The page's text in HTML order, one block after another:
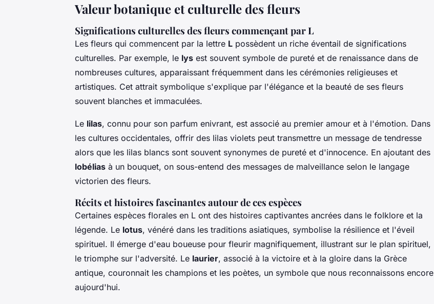
Valeur botanique et culturelle des fleurs
Significations culturelles des fleurs commençant par L
Les fleurs qui commencent par la lettre L possèdent un riche éventail de significations
culturelles. Par exemple, le lys est souvent symbole de pureté et de renaissance dans de
nombreuses cultures, apparaissant fréquemment dans les cérémonies religieuses et
artistiques. Cet attrait symbolique s'explique par l'élégance et la beauté de ses fleurs
souvent blanches et immaculées.
Le lilas, connu pour son parfum enivrant, est associé au premier amour et à l'émotion. Dans
les cultures occidentales, offrir des lilas violets peut transmettre un message de tendresse
alors que les lilas blancs sont souvent synonymes de pureté et d'innocence. En ajoutant des
lobélias à un bouquet, on sous-entend des messages de malveillance selon le langage
victorien des fleurs.
Récits et histoires fascinantes autour de ces espèces
Certaines espèces florales en L ont des histoires captivantes ancrées dans le folklore et la
légende. Le lotus, vénéré dans les traditions asiatiques, symbolise la résilience et l'éveil
spirituel. Il émerge d'eau boueuse pour fleurir magnifiquement, illustrant sur le plan spirituel,
le triomphe sur l'adversité. Le laurier, associé à la victoire et à la gloire dans la Grèce
antique, couronnait les champions et les poètes, un symbole que nous reconnaissons encore
aujourd'hui.